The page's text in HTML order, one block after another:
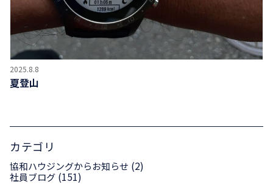
2025.8.8
夏登山
カテゴリ
協和ハウジングからお知らせ (2)
社員ブログ (151)